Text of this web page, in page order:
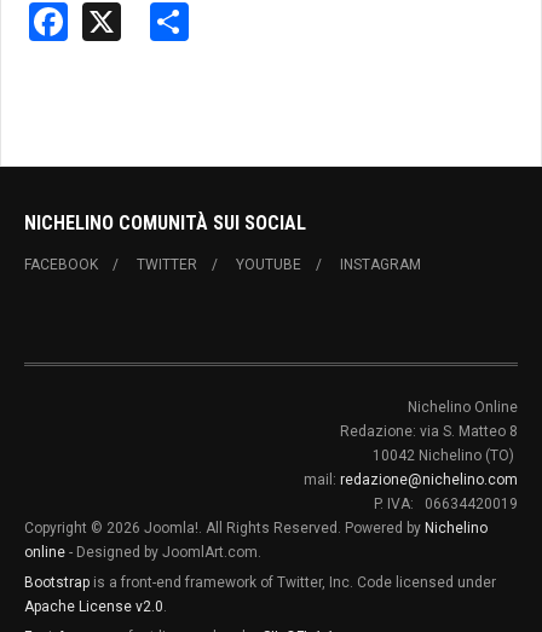
Facebook
NICHELINO COMUNITÀ SUI SOCIAL
FACEBOOK TWITTER YOUTUBE INSTAGRAM
Nichelino Online
Redazione: via S. Matteo 8
10042 Nichelino (TO)
mail: redazione@nichelino.com
P. IVA: 06634420019
Copyright © 2026 Joomla!. All Rights Reserved. Powered by Nichelino
online - Designed by JoomlArt.com.
Bootstrap is a front-end framework of Twitter, Inc. Code licensed under
Apache License v2.0.